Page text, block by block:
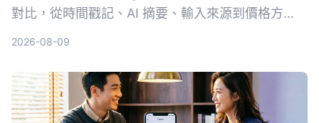
對比，從時間戳記、AI 摘要、輸入來源到價格方
2026-08-09